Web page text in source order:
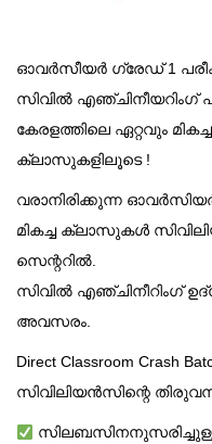
ഓവർസീയർ ഗ്രേഡ് 1
സിവിൽ എഞ്ചിനീയറിംഗ്
കേരളത്തിലെ ഏറ്റവും
ക്ലാസുകളിലൂടെ !
വരാനിരിക്കുന്ന
മികച്ച ക്ലാസുകൾ
സെന്ററിൽ.
സിവിൽ എഞ്ചിനീറിംഗ്
അവസരം.
Direct Classroom Crash
സിവിലിയൻസിന്റെ